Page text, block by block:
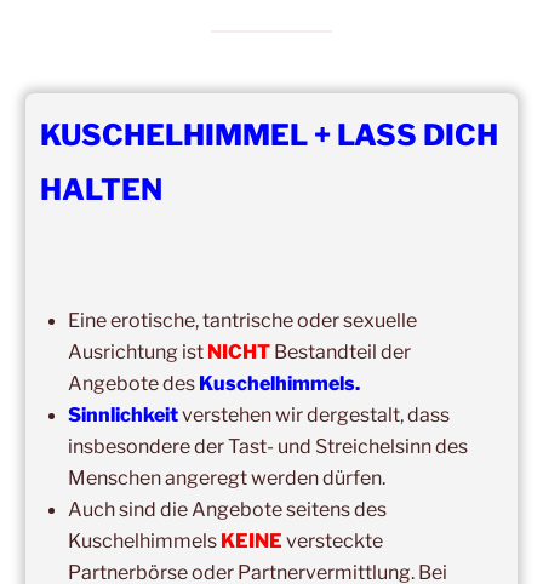
NEWSLETTER-ANMELDUNG
Email
Ich bin
Erlaubst du die zweckgebundene Speicherung und
Verarbeitung deiner Daten gemäß DS-GVO?
KUSCHELHIMMEL + LASS DICH
HALTEN
Eine erotische, tantrische oder sexuelle
Ausrichtung ist NICHTBestandteil der
Angebote des Kuschelhimmels.
Sinnlichkeitverstehen wir dergestalt, dass
insbesondere der Tast- und Streichelsinn des
Menschen angeregt werden dürfen.
Auch sind die Angebote seitens des
Kuschelhimmels KEINE versteckte
Partnerbörse oder Partnervermittlung. Bei